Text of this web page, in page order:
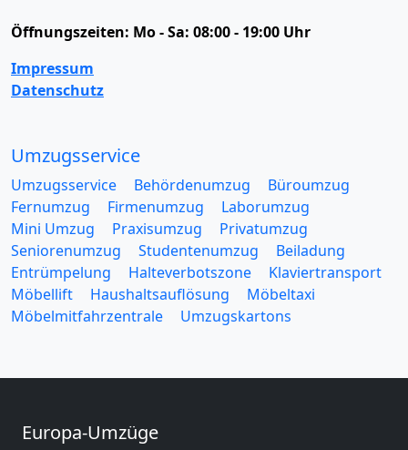
Öffnungszeiten: Mo - Sa: 08:00 - 19:00 Uhr
Impressum
Datenschutz
Umzugsservice
Umzugsservice Behördenumzug
Büroumzug
Fernumzug
Firmenumzug
Laborumzug
Mini Umzug
Praxisumzug
Privatumzug
Seniorenumzug
Studentenumzug
Beiladung
Entrümpelung
Halteverbotszone
Klaviertransport
Möbellift
Haushaltsauflösung
Möbeltaxi
Möbelmitfahrzentrale
Umzugskartons
Europa-Umzüge